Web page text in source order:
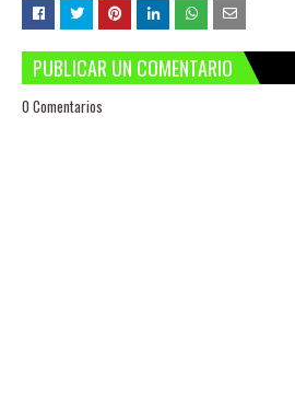
PUBLICAR UN COMENTARIO
0 Comentarios